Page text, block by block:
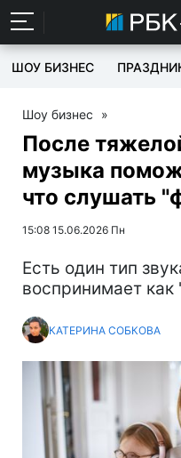
ШОУ БИЗНЕС
Шоу бизнес »
После
музыка
что слушать
15:08 15.06.2026 Пн
Есть один тип
воспринимает
КАТЕРИНА СОБКОВА